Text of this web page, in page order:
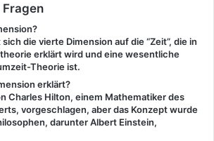
die vierte Dimension auf die “Zeit”, die in
erklärt wird und eine wesentliche
Theorie ist.
erklärt?
Charles Hilton, einem Mathematiker des
vorgeschlagen, aber das Konzept wurde
darunter Albert Einstein,